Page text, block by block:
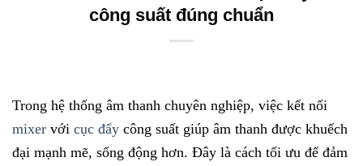
công suất đúng chuẩn
Trong hệ thống âm thanh chuyên nghiệp, việc kết nối
mixer với cục đẩy công suất giúp âm thanh được khuếch
đại mạnh mẽ, sống động hơn. Đây là cách tối ưu để đảm